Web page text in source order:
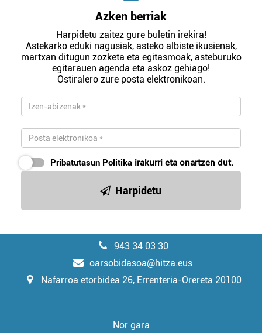
Azken berriak
Harpidetu zaitez gure buletin irekira!
Astekarko eduki nagusiak, asteko albiste ikusienak,
martxan ditugun zozketa eta egitasmoak, asteburuko
egitarauen agenda eta askoz gehiago!
Ostiralero zure posta elektronikoan.
Pribatutasun Politika irakurri eta onartzen dut.
Harpidetu
943 34 03 30
oarsobidasoa@hitza.eus
Nafarroa etorbidea 26, Errenteria-Orereta 20100
Nor gara